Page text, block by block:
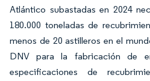
Atlántico subastadas en 2024
180.000 toneladas de
menos de 20 astilleros en el
DNV para la fabricación de
especificaciones de